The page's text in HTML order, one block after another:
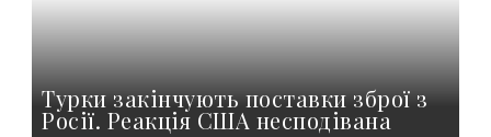
Турки закінчують поставки зброї з
Росії. Реакція США несподівана